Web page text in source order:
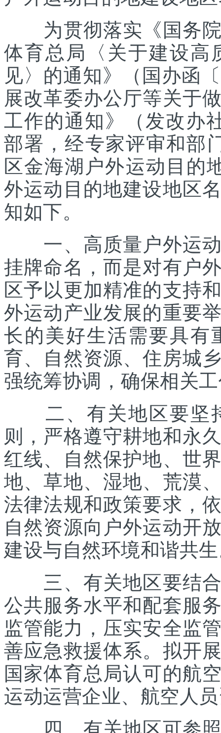
为贯彻落实《国务院
体育总局〈关于建设高
见〉的通知》（国办函
展改革委办公厅等关于
工作的通知》（发改办
部署，经专家评审和部
区金海湖户外运动目的
外运动目的地建设地区
知如下。
一、高质量户外运动
挂牌命名，而是对有户
区予以更加精准的支持
外运动产业发展的重要
长的美好生活需要具有
育、自然资源、住房城
强统筹协调，确保相关
二、有关地区要坚
则，严格遵守耕地和永
红线、自然保护地、世
地、草地、湿地、荒漠
法律法规和政策要求，
自然资源向户外运动开
建设与自然环境和谐共
三、有关地区要结合
公共服务水平和配套服
监管能力，压实安全监
善应急救援体系。拟开
国家体育总局认可的航
运动运营企业、航空人
四、有关地区可参照